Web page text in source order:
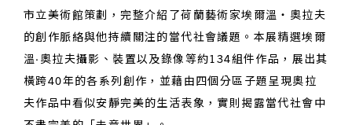
市立美術館策劃，完整介紹了荷蘭藝術家埃爾溫‧奧拉夫
的創作脈絡與他持續關注的當代社會議題。本展精選埃爾
溫·奧拉夫攝影、裝置以及錄像等約134組件作品，展出其
橫跨40年的各系列創作，並藉由四個分區子題呈現奧拉
夫作品中看似安靜完美的生活表象，實則揭露當代社會中